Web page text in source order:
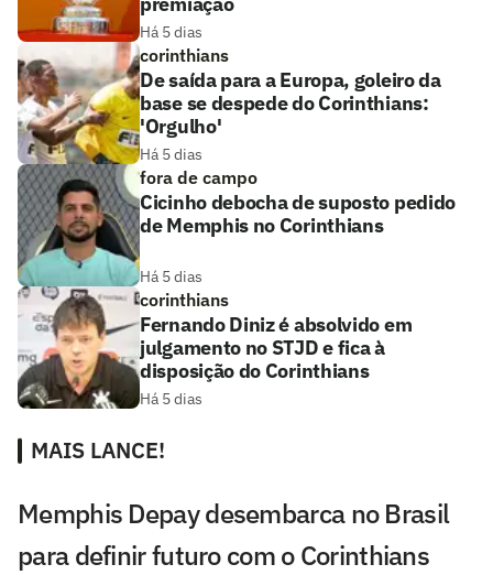
Há 5 dias
corinthians
De saída para a Europa, goleiro da
base se despede do Corinthians:
'Orgulho'
Há 5 dias
fora de campo
Cicinho debocha de suposto pedido
de Memphis no Corinthians
Há 5 dias
corinthians
Fernando Diniz é absolvido em
julgamento no STJD e fica à
disposição do Corinthians
Há 5 dias
MAIS LANCE!
Memphis Depay desembarca no Brasil
para definir futuro com o Corinthians